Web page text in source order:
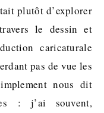
plutôt d’explorer
le dessin et
caricaturale
pas de vue les
nous dit
: j’ai souvent,